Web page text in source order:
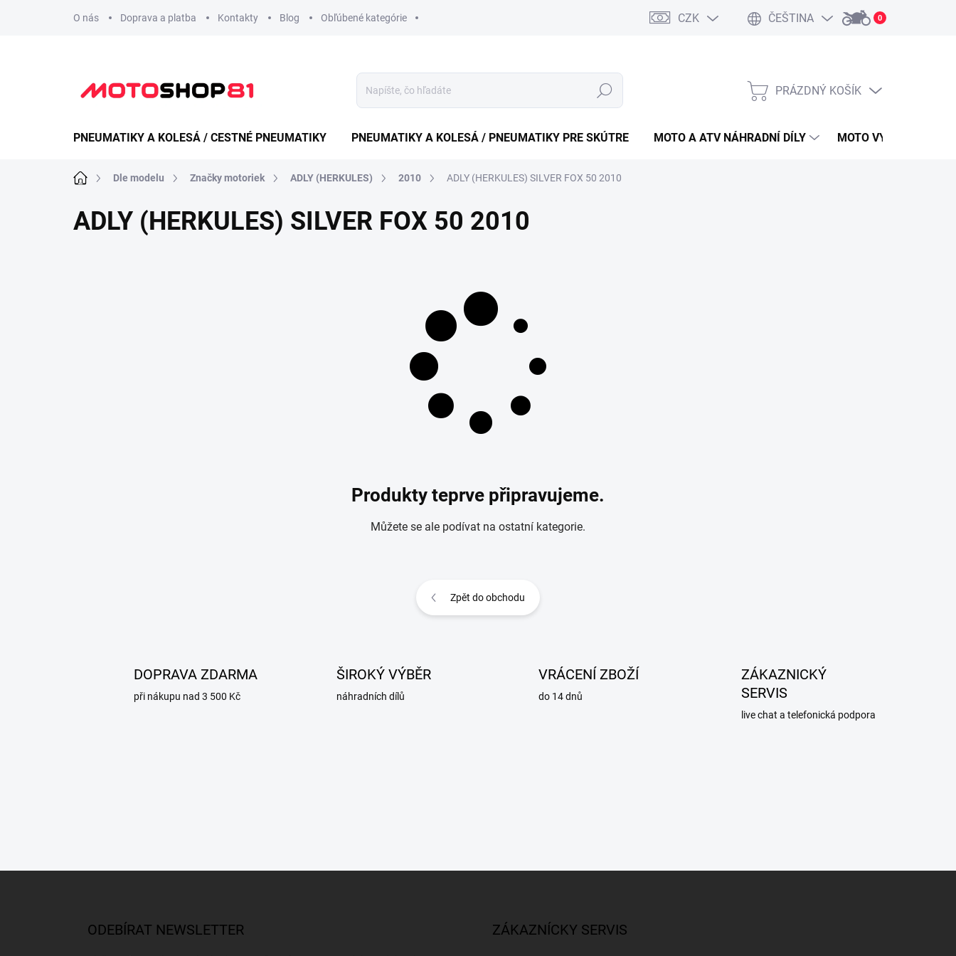
O nás Doprava a platba Kontakty Blog Obľúbené kategórie CZK ČEŠTINA 0
Hledat
NÁKUPNÍ
PRÁZDNÝ KOŠÍK
PNEUMATIKY A KOLESÁ / CESTNÉ PNEUMATIKY PNEUMATIKY A KOLESÁ / PNEUMATIKY PRE SKÚTRE MOTO A ATV NÁHRADNÍ DÍLY MOTO VYBAVENÍ
Domů Dle modelu Značky motoriek ADLY (HERKULES) 2010 ADLY (HERKULES) SILVER FOX 50 2010
ADLY (HERKULES) SILVER FOX 50 2010
Produkty teprve připravujeme.
Můžete se ale podívat na ostatní kategorie.
Zpět do obchodu
DOPRAVA ZDARMA
při nákupu nad 3 500 Kč
ŠIROKÝ VÝBĚR
náhradních dílů
VRÁCENÍ ZBOŽÍ
do 14 dnů
ZÁKAZNICKÝ
SERVIS
live chat a telefonická podpora
ODEBÍRAT NEWSLETTER ZÁKAZNÍCKY SERVIS